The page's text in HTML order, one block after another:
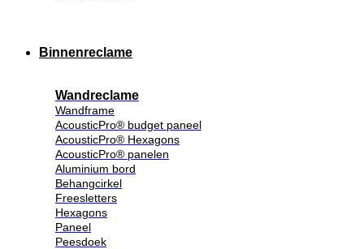
Binnenreclame
Wandreclame
Wandframe
AcousticPro® budget paneel
AcousticPro® Hexagons
AcousticPro® panelen
Aluminium bord
Behangcirkel
Freesletters
Hexagons
Paneel
Peesdoek